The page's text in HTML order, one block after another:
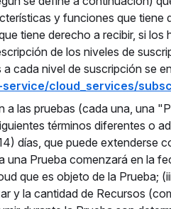
y funciones que tiene
tiene derecho a recibir, si los
de los niveles de
cada nivel de suscripción se
cloud_services/
a las pruebas (cada una, una
términos diferentes o
días, que puede extenderse
una Prueba comenzará en la
que es objeto de la Prueba;
y la cantidad de Recursos